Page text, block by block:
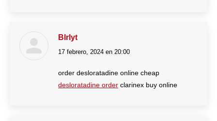
Blrlyt
dice:
17 febrero, 2024 en 20:00
order desloratadine online cheap
desloratadine order clarinex buy online